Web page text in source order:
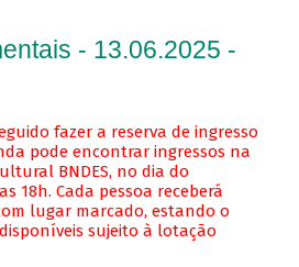
- 13.06.2025 -
fazer a reserva de ingresso
pode encontrar ingressos na
BNDES, no dia do
18h. Cada pessoa receberá
lugar marcado, estando o
sujeito à lotação